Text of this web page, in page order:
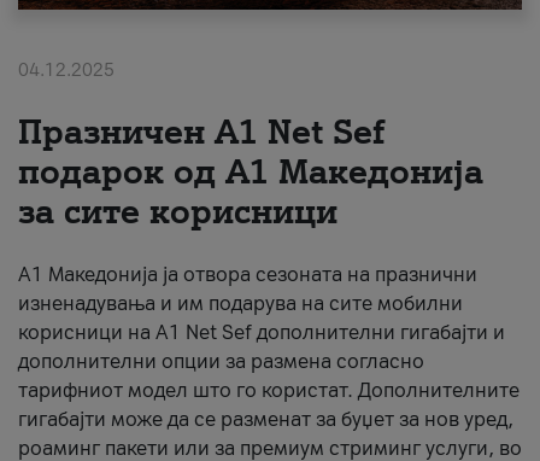
Поддршка
Надополни кредит
За нас
#ПодобарОнлајн
04.12.2025
Празничен A1 Net Sеf
подарок од А1 Македонија
за сите корисници
А1 Македонија ја отвора сезоната на празнични
изненадувања и им подарува на сите мобилни
корисници на A1 Net Sef дополнителни гигабајти и
дополнителни опции за размена согласно
тарифниот модел што го користат. Дополнителните
гигабајти може да се разменат за буџет за нов уред,
роаминг пакети или за премиум стриминг услуги, во